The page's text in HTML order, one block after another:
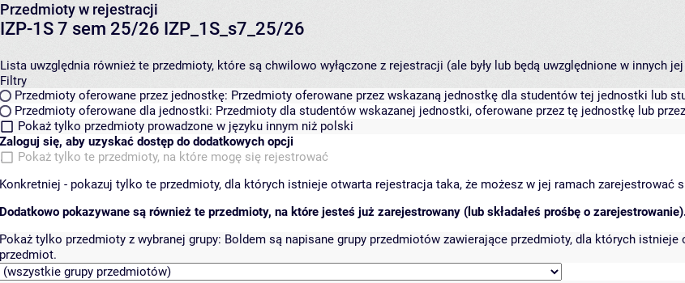
Przedmioty w rejestracji
IZP-1S 7 sem 25/26 IZP_1S_s7_25/26
Lista uwzględnia również te przedmioty, które są chwilowo wyłączone z rejestracji (ale były lub będą uwzględnione w innych
Filtry
Przedmioty oferowane przez jednostkę: Przedmioty oferowane przez wskazaną jednostkę dla studentów tej jednostki lub
Przedmioty oferowane dla jednostki: Przedmioty dla studentów wskazanej jednostki, oferowane przez tę jednostkę lub
Pokaż tylko przedmioty prowadzone w języku innym niż polski
Zaloguj się, aby uzyskać dostęp do dodatkowych opcji
Pokaż tylko te przedmioty, na które mogę się rejestrować
Konkretniej - pokazuj tylko te przedmioty, dla których istnieje otwarta rejestracja taka, że możesz w jej ramach zarejestrować
Dodatkowo pokazywane są również te przedmioty, na które jesteś już zarejestrowany (lub składałeś prośbę o
Pokaż tylko przedmioty z wybranej grupy: Boldem są napisane grupy przedmiotów zawierające przedmioty, dla których
przedmiot.